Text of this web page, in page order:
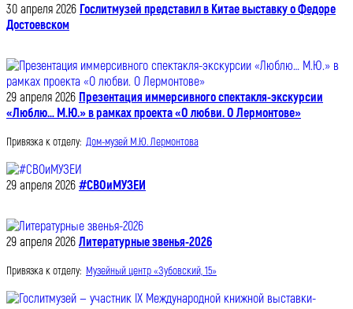
30 апреля 2026 Гослитмузей представил в Китае выставку о Федоре
Достоевском
29 апреля 2026 Презентация иммерсивного спектакля-экскурсии
«Люблю… М.Ю.» в рамках проекта «О любви. О Лермонтове»
Привязка к отделу: Дом-музей М.Ю. Лермонтова
29 апреля 2026 #СВОиМУЗЕИ
29 апреля 2026 Литературные звенья-2026
Привязка к отделу: Музейный центр «Зубовский, 15»